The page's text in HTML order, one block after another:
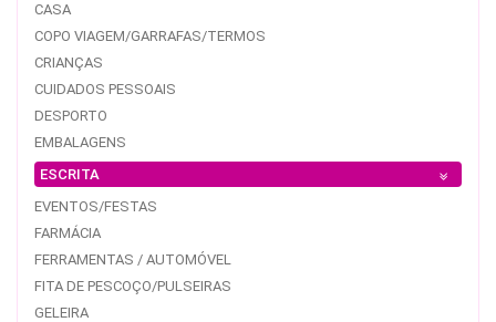
CASA
COPO VIAGEM/GARRAFAS/TERMOS
CRIANÇAS
CUIDADOS PESSOAIS
DESPORTO
EMBALAGENS
ESCRITA
EVENTOS/FESTAS
FARMÁCIA
FERRAMENTAS / AUTOMÓVEL
FITA DE PESCOÇO/PULSEIRAS
GELEIRA